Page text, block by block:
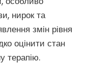
нирок та
змін рівня
оцінити стан
терапію.